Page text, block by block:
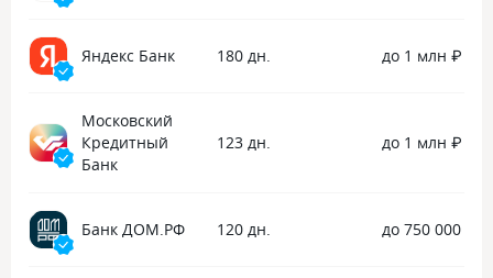
кэшбэк в обеих акциях. Спасибо, что
Яндекс Банк 180 дн. до 1 млн ₽
Московский
Кредитный
Банк
123 дн. до 1 млн ₽
Банк ДОМ.РФ 120 дн. до 750 000 ₽